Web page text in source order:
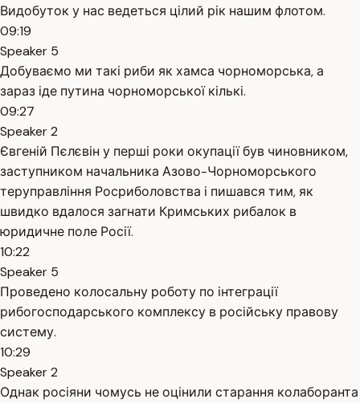
Видобуток у нас ведеться цілий рік нашим флотом.
09:19
Speaker 5
Добуваємо ми такі риби як хамса чорноморська, а
зараз іде путина чорноморської кількі.
09:27
Speaker 2
Євгеній Пєлєвін у перші роки окупації був чиновником,
заступником начальника Азово-Чорноморського
теруправління Росриболовства і пишався тим, як
швидко вдалося загнати Кримських рибалок в
юридичне поле Росії.
10:22
Speaker 5
Проведено колосальну роботу по інтеграції
рибогосподарського комплексу в російську правову
систему.
10:29
Speaker 2
Однак росіяни чомусь не оцінили старання колаборанта